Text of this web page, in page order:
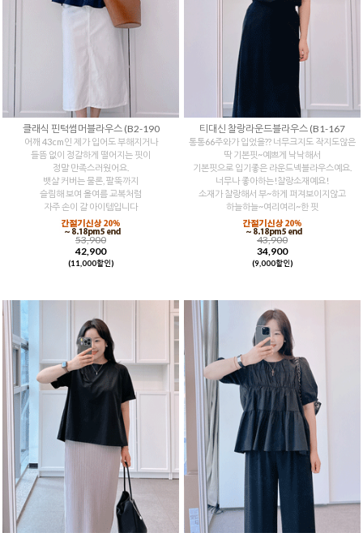
클래식 핀턱썸머블라우스 (B2-190
어깨 43cm인 제가 입어도 부해지거나
들뜸 없이 정갈하게 떨어지는 핏이
정말 만족스러웠어요.
뱃살 커버는 물론, 팔뚝까지
슬림해 보여 올여름 교복처럼
자주 손이 갈 아이템입니다
53,900
42,900
(11,000할인)
티대신 찰랑라운드블라우스 (B1-167
통통66주와가 입었을?? 너무크지도 작지도않은
딱 기본핏~예쁘게 낙낙해서
기본핏으로 입기좋은 라운드넥블라우스예요.
너무나 좋아하는!찰랑소재예요!
소재가 찰랑해서 부~하게 퍼져보이지않고
하늘하늘~여리여리~한 핏
43,900
34,900
(9,000할인)